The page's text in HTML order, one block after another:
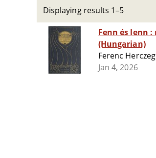
Displaying results 1–5
Fenn és lenn : regény
(Hungarian)
Ferenc Herczeg
Jan 4, 2026